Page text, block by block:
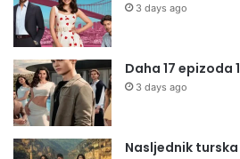
3 days ago
Daha 17 epizoda
3 days ago
Nasljednik